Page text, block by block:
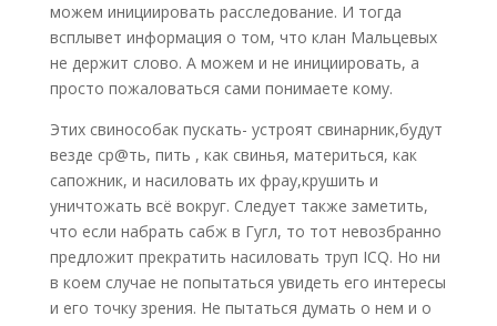
можем инициировать расследование. И тогда
всплывет информация о том, что клан Мальцевых
не держит слово. А можем и не инициировать, а
просто пожаловаться сами понимаете кому.
Этих свинособак пускать- устроят свинарник,будут
везде ср@ть, пить , как свинья, материться, как
сапожник, и насиловать их фрау,крушить и
уничтожать всё вокруг. Следует также заметить,
что если набрать сабж в Гугл, то тот невозбранно
предложит прекратить насиловать труп ICQ. Но ни
в коем случае не попытаться увидеть его интересы
и его точку зрения. Не пытаться думать о нем и о